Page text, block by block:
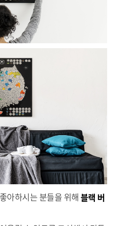
아하시는 분들을 위해 블랙 버